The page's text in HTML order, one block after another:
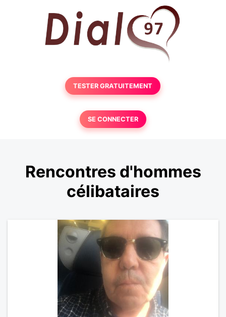
TESTER GRATUITEMENT
SE CONNECTER
Rencontres d'hommes
célibataires